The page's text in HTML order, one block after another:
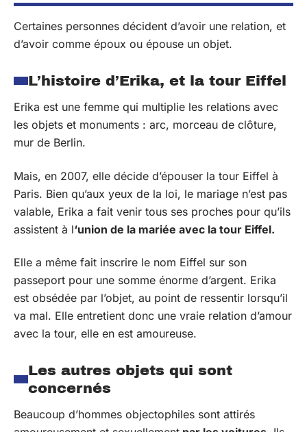
Certaines personnes décident d’avoir une relation, et
d’avoir comme époux ou épouse un objet.
L’histoire d’Erika, et la tour Eiffel
Erika est une femme qui multiplie les relations avec
les objets et monuments : arc, morceau de clôture,
mur de Berlin.
Mais, en 2007, elle décide d’épouser la tour Eiffel à
Paris. Bien qu’aux yeux de la loi, le mariage n’est pas
valable, Erika a fait venir tous ses proches pour qu’ils
assistent à l‘union de la mariée avec la tour Eiffel.
Elle a même fait inscrire le nom Eiffel sur son
passeport pour une somme énorme d’argent. Erika
est obsédée par l’objet, au point de ressentir lorsqu’il
va mal. Elle entretient donc une vraie relation d’amour
avec la tour, elle en est amoureuse.
Les autres objets qui sont
concernés
Beaucoup d’hommes objectophiles sont attirés